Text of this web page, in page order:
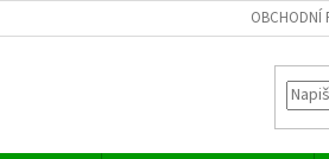
OBCHODNÍ